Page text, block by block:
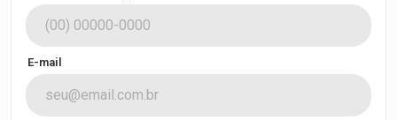
E-mail